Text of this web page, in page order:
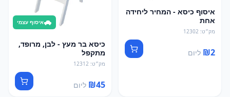
איסוף כיסא - המחיר ליחידה
אחת
מק״ט:
12302
₪2 ליום
איסוף עצמי
כיסא בר מעץ - לבן, מרופד,
מתקפל
מק״ט:
12312
₪45 ליום